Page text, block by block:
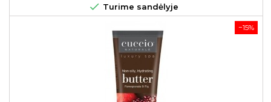
 Turime sandėlyje
−15%